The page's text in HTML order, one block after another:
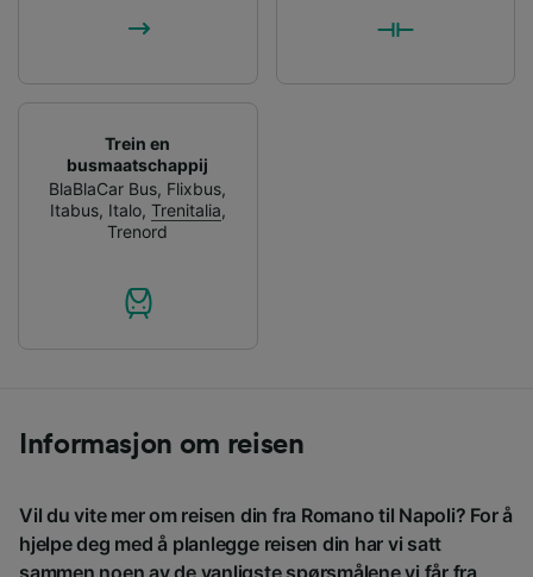
Trein en
busmaatschappij
BlaBlaCar Bus, Flixbus,
Itabus, Italo, Trenitalia,
Trenord
Informasjon om reisen
Vil du vite mer om reisen din fra Romano til Napoli? For å
hjelpe deg med å planlegge reisen din har vi satt
sammen noen av de vanligste spørsmålene vi får fra